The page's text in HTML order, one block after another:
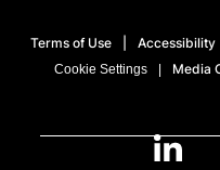
Terms of Use Accessibility
Cookie Settings Media